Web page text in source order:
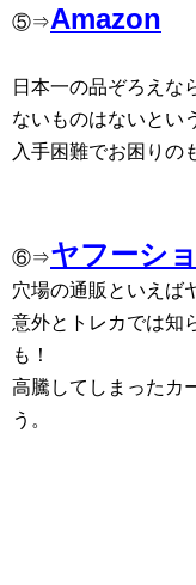
⑤⇒Amazon
日本一の品ぞろえな
ないものはないとい
入手困難でお困りの
⑥⇒ヤフーシ
穴場の通販といえば
意外とトレカでは知
も！
高騰してしまったカ
う。